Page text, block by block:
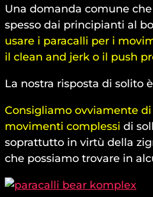
Una domanda comune
spesso dai principianti al
usare i paracalli per i
il clean and jerk o il push
La nostra risposta di solito è
Consigliamo ovviamente
movimenti complessi di
soprattutto in virtù della
che possiamo trovare in